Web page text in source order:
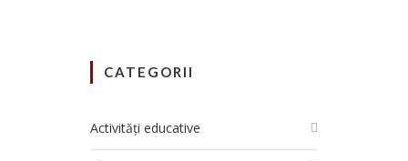
CATEGORII
Activități educative